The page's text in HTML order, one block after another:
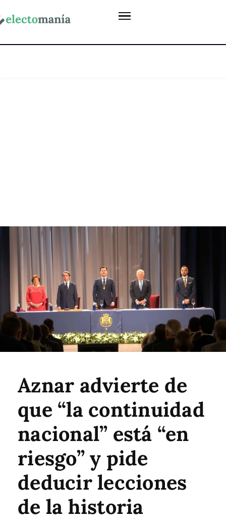
Aznar advierte de
que “la continuidad
nacional” está “en
riesgo” y pide
deducir lecciones
de la historia